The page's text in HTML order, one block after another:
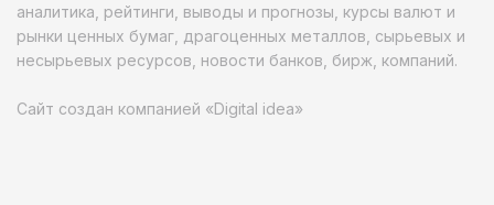
аналитика, рейтинги, выводы и прогнозы, курсы валют и
рынки ценных бумаг, драгоценных металлов, сырьевых и
несырьевых ресурсов, новости банков, бирж, компаний.
Сайт создан компанией «Digital idea»